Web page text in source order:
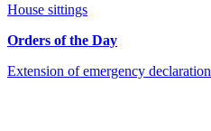
House sittings
Orders of the Day
Extension of emergency declaration